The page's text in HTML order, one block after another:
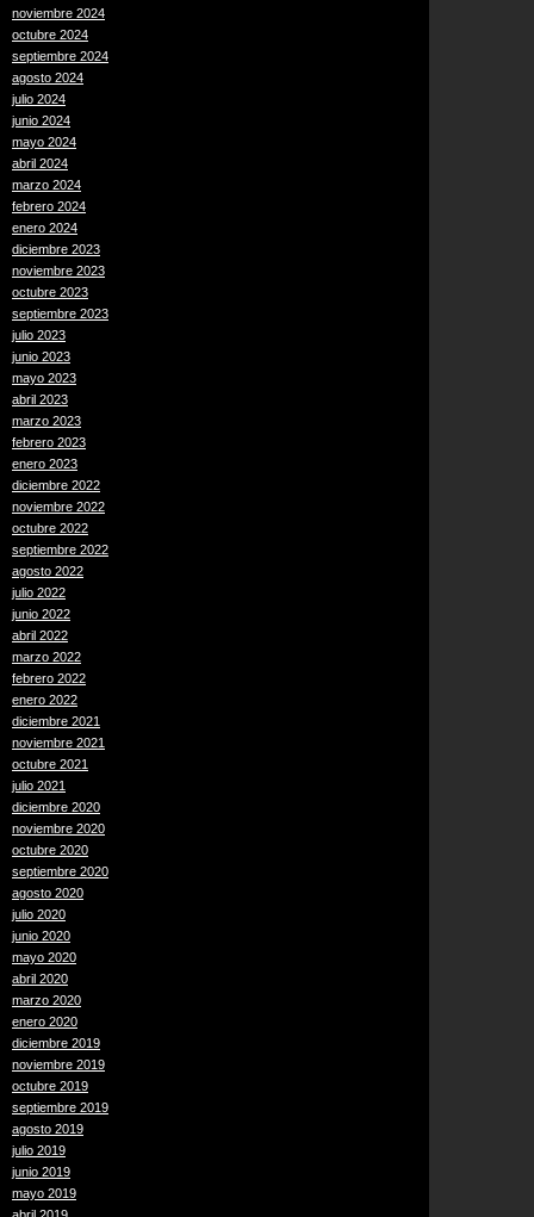
noviembre 2024
octubre 2024
septiembre 2024
agosto 2024
julio 2024
junio 2024
mayo 2024
abril 2024
marzo 2024
febrero 2024
enero 2024
diciembre 2023
noviembre 2023
octubre 2023
septiembre 2023
julio 2023
junio 2023
mayo 2023
abril 2023
marzo 2023
febrero 2023
enero 2023
diciembre 2022
noviembre 2022
octubre 2022
septiembre 2022
agosto 2022
julio 2022
junio 2022
abril 2022
marzo 2022
febrero 2022
enero 2022
diciembre 2021
noviembre 2021
octubre 2021
julio 2021
diciembre 2020
noviembre 2020
octubre 2020
septiembre 2020
agosto 2020
julio 2020
junio 2020
mayo 2020
abril 2020
marzo 2020
enero 2020
diciembre 2019
noviembre 2019
octubre 2019
septiembre 2019
agosto 2019
julio 2019
junio 2019
mayo 2019